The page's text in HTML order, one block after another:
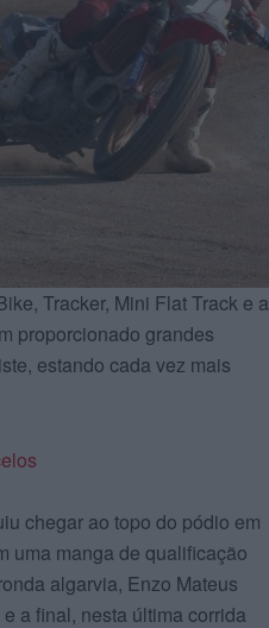
Tracker, Mini Flat Track e a
proporcionado grandes
estando cada vez mais
chegar ao topo do pódio em
uma manga de qualificação
algarvia, Enzo Mateus
a final, nesta última corrida